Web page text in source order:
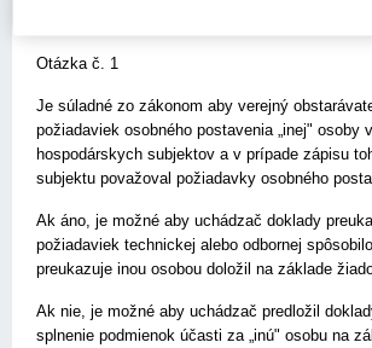
Otázka č. 1
Je súladné zo zákonom aby verejný
požiadaviek osobného postavenia „inej" osoby
hospodárskych subjektov a v prípade zápisu
subjektu považoval požiadavky osobného
Ak áno, je možné aby uchádzač doklady
požiadaviek technickej alebo odbornej
preukazuje inou osobou doložil na základe
Ak nie, je možné aby uchádzač predložil
splnenie podmienok účasti za „inú" osobu na